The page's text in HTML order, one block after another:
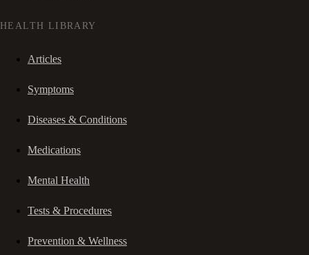
HEALTH LIBRARY
Articles
Symptoms
Diseases & Conditions
Medications
Mental Health
Tests & Procedures
Prevention & Wellness